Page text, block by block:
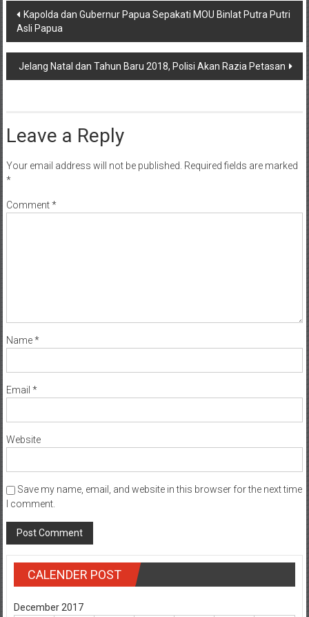
Post
navigation
Kapolda dan Gubernur Papua Sepakati MOU Binlat Putra Putri
Asli Papua
Jelang Natal dan Tahun Baru 2018, Polisi Akan Razia Petasan
Leave a Reply
Your email address will not be published. Required fields are marked
*
Comment*
Name*
Email *
Website
Save my name, email, and website in this browser for the next time
I comment.
CALENDER POST
December 2017